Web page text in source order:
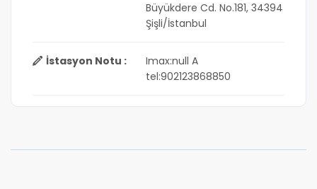
Büyükdere Cd. No.181, 34394
Şişli/İstanbul
İstasyon Notu :
Imax:null A
tel:902123868850